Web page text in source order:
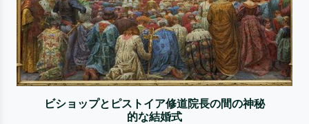
ビショップとピストイア修道院長の間の神秘
的な結婚式